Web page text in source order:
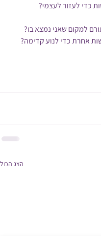
כדי לעזור לעצמי?
למקום שאני נמצא בו?
אחרת כדי לנוע קדימה?
הצג הכול